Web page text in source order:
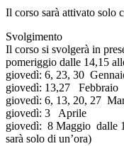
Il corso sarà attivato solo
Svolgimento
Il corso si svolgerà in
pomeriggio dalle 14,15
giovedì: 6, 23, 30
giovedì: 13,27 Febbraio
giovedì: 6, 13, 20, 27
giovedì: 3 Aprile
giovedì: 8 Maggio dalle
sarà solo di un’ora)